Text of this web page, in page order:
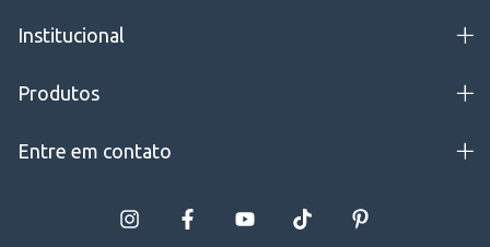
Institucional
Produtos
Entre em contato